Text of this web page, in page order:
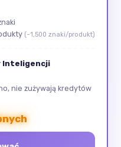
(~1,500 znaki/produkt)
Inteligencji
nie zużywają kredytów